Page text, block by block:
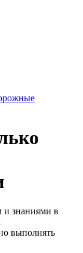
и знаниями в
выполнять